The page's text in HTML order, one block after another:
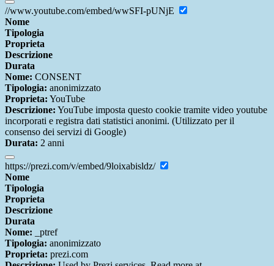
//www.youtube.com/embed/wwSFI-pUNjE
Nome
Tipologia
Proprieta
Descrizione
Durata
Nome: CONSENT
Tipologia: anonimizzato
Proprieta: YouTube
Descrizione: YouTube imposta questo cookie tramite video youtube
incorporati e registra dati statistici anonimi. (Utilizzato per il
consenso dei servizi di Google)
Durata: 2 anni
https://prezi.com/v/embed/9loixabisldz/
Nome
Tipologia
Proprieta
Descrizione
Durata
Nome: _ptref
Tipologia: anonimizzato
Proprieta: prezi.com